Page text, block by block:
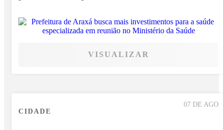
VISUALIZAR
07 DE AGO
CIDADE